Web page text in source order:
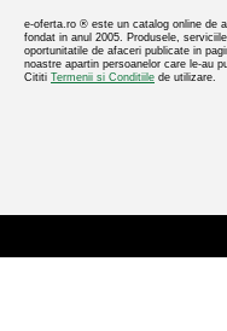
e-oferta.ro ® este un catalog online de
fondat in anul 2005. Produsele,
oportunitatile de afaceri publicate in
noastre apartin persoanelor care le-au
Cititi Termenii si Conditiile de utilizare.